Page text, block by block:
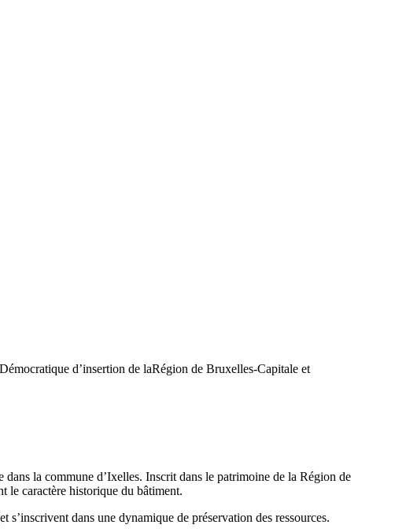
d’insertion de laRégion de Bruxelles-Capitale et
la commune d’Ixelles. Inscrit dans le patrimoine de la Région de
le caractère historique du bâtiment.
dans une dynamique de préservation des ressources.